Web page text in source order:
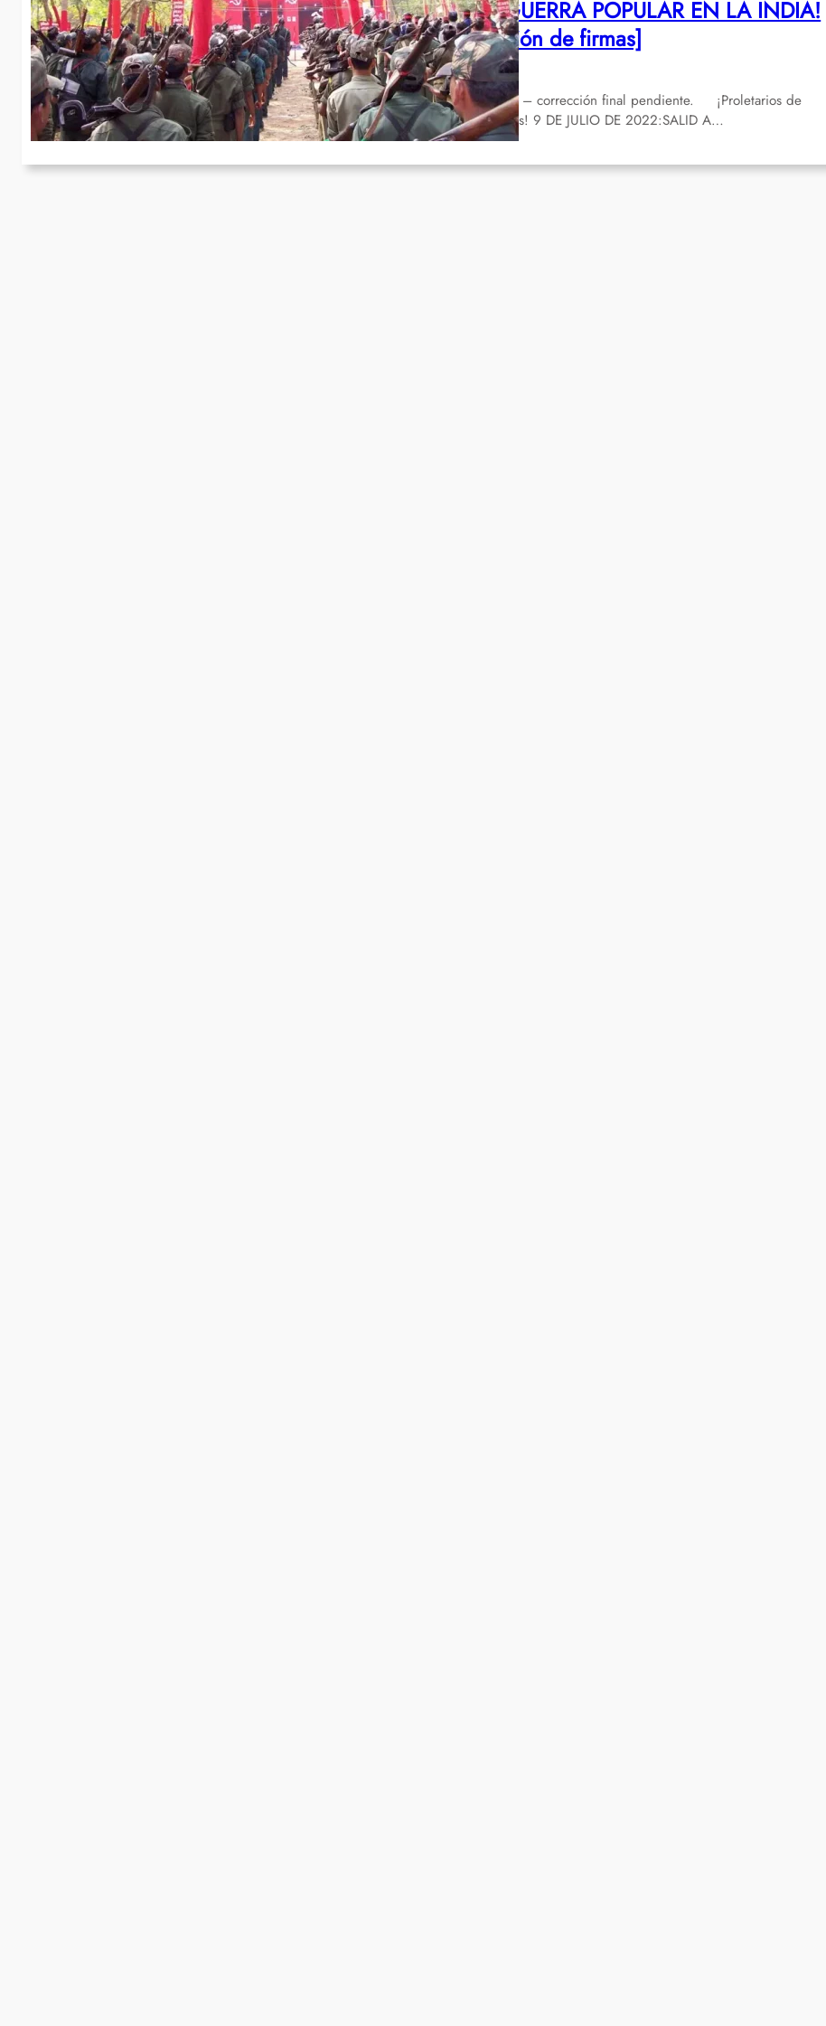
¡APOYA LA GUERRA POPULAR EN LA INDIA!
[4ª actualización de firmas]
Juli 7, 2022
Traducción preliminar – corrección final pendiente. ¡Proletarios de
todos los países, uníos! 9 DE JULIO DE 2022:SALID A…